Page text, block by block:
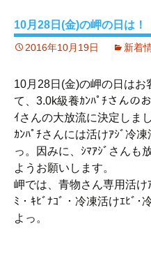
10月28日(金)の岬の日は！
2016年10月19日 新着
10月28日(金)の岬の日はお
て、3.0k級養ｶﾝﾊﾟﾁさんの
ｲさんの大放流に決定しま
ｶﾝﾊﾟﾁさんには活けｱｼﾞ冷
っ。因みに、ｼﾏｱｼﾞさんも
ようお願いします。
岬では、青物さん専用活け
ﾐ・ｷﾋﾞﾅｺﾞ・冷凍活けｴﾋﾞ･
よっ。